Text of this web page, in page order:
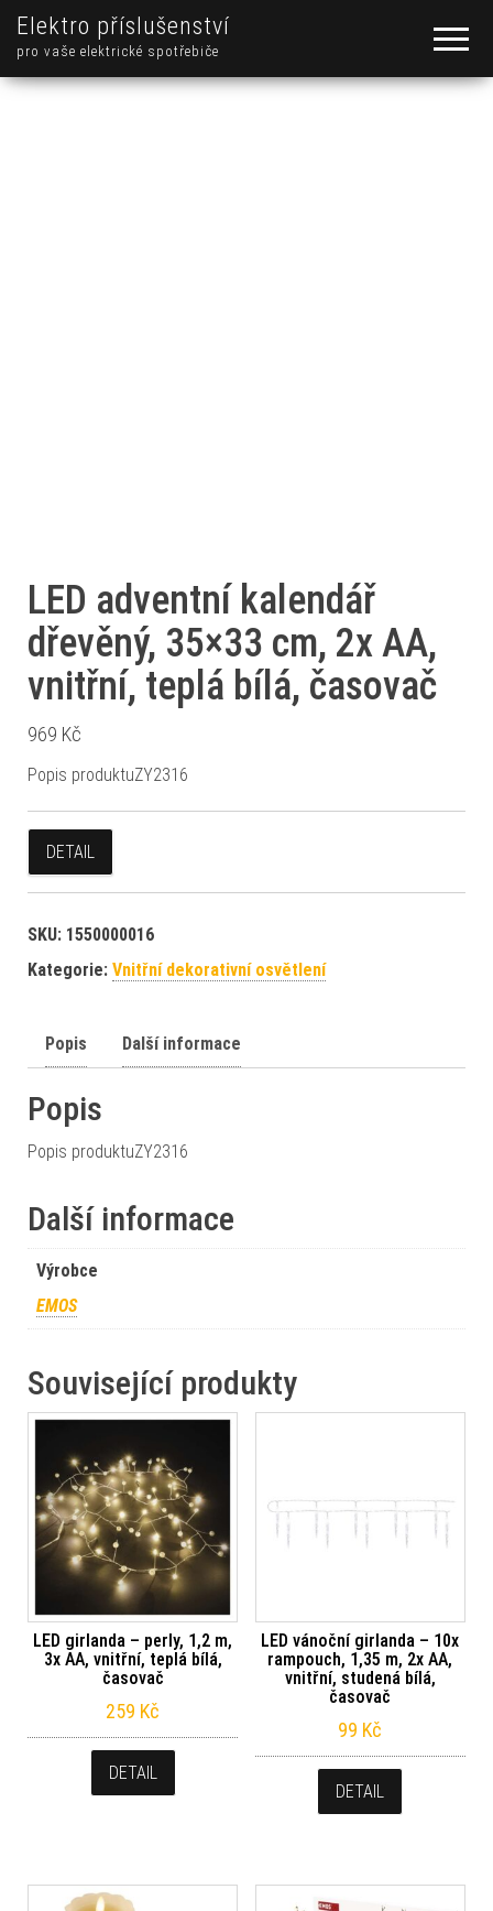
Elektro příslušenství
pro vaše elektrické spotřebiče
LED adventní kalendář
dřevěný, 35×33 cm, 2x AA,
vnitřní, teplá bílá, časovač
969 Kč
Popis produktuZY2316
DETAIL
SKU: 1550000016
Kategorie: Vnitřní dekorativní osvětlení
Popis Další informace
Popis
Popis produktuZY2316
Další informace
Výrobce
EMOS
Související produkty
LED girlanda – perly, 1,2 m,
3x AA, vnitřní, teplá bílá,
časovač
259 Kč
DETAIL
LED vánoční girlanda – 10x
rampouch, 1,35 m, 2x AA,
vnitřní, studená bílá,
časovač
99 Kč
DETAIL